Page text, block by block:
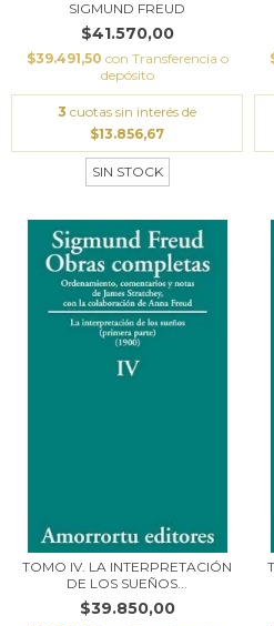
SIGMUND FREUD
$41.570,00
$39.491,50 con Transferencia o
depósito
3 cuotas sin interés de
$13.856,67
SIN STOCK
TOMO IV. LA INTERPRETACIÓN
DE LOS SUEÑOS...
$39.850,00